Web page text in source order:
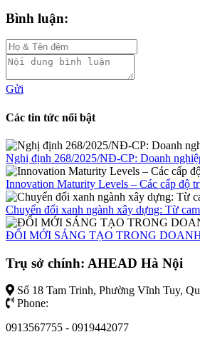
Bình luận:
Gửi
Các tin tức nổi bật
Nghị định 268/2025/NĐ-CP: Doanh
Innovation Maturity Levels – Các cấp độ
Chuyển đổi xanh ngành xây dựng: Từ
ĐỔI MỚI SÁNG TẠO TRONG
Trụ sở chính: AHEAD Hà Nội
Số 18 Tam Trinh, Phường Vĩnh Tuy,
Phone:
0913567755 - 0919442077